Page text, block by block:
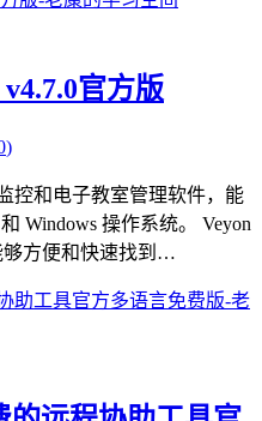
官方版
)
控和电子教室管理软件，能
Windows 操作系统。 Veyon
够方便和快速找到…